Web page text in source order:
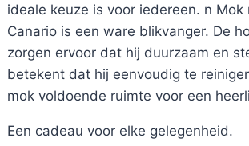
ideale keuze is voor iedereen. n
Canario is een ware blikvanger. De
zorgen ervoor dat hij duurzaam en
betekent dat hij eenvoudig te
mok voldoende ruimte voor een
Een cadeau voor elke gelegenheid.